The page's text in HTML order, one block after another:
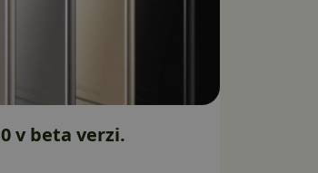
v beta verzi.